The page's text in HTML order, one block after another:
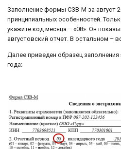
Заполнение формы СЗВ-М за август
принципиальных особенностей.
укажите код месяца – «08». Он
августовский отчет. В остальном –
Далее приведен образец
года: